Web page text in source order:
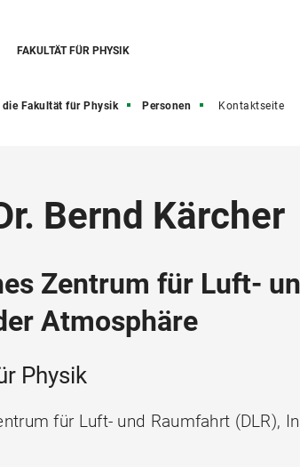
FAKULTÄT FÜR PHYSIK
die Fakultät für Physik Personen Kontaktseite
Bernd Kärcher
Zentrum für Luft-
Atmosphäre
Physik
für Luft- und Raumfahrt (DLR),